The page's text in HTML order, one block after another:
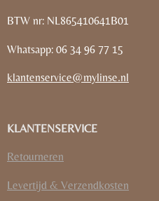
BTW nr: NL865410641B01
Whatsapp: 06 34 96 77 15
klantenservice@mylinse.nl
KLANTENSERVICE
Retourneren
Levertijd & Verzendkosten